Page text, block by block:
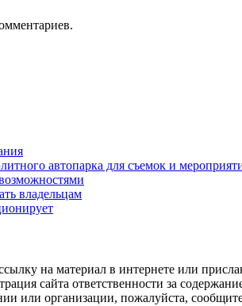
автопарка для съемок и
владельцам
на материал в интернете или
сайта ответственности за
или организации, пожалуйста,